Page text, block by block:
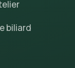
biliard